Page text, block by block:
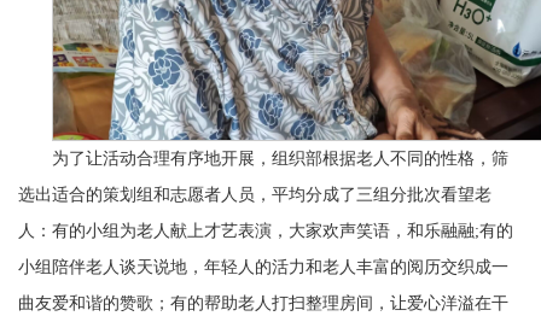
为了让活动合理有序地开展，组织部根据老人不同的性格，筛
选出适合的策划组和志愿者人员，平均分成了三组分批次看望老
人：有的小组为老人献上才艺表演，大家欢声笑语，和乐融融;有的
小组陪伴老人谈天说地，年轻人的活力和老人丰富的阅历交织成一
曲友爱和谐的赞歌；有的帮助老人打扫整理房间，让爱心洋溢在干